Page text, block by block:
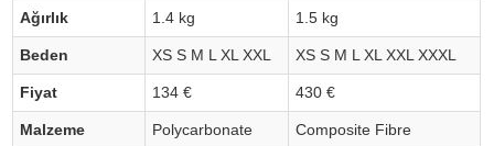
Ağırlık 1.4 kg 1.5 kg
Beden XS S M L XL XXL XS S M L XL XXL XXXL
Fiyat 134 € 430 €
Malzeme Polycarbonate Composite Fibre